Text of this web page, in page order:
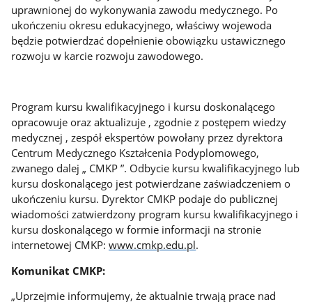
uprawnionej do wykonywania zawodu medycznego. Po
ukończeniu okresu edukacyjnego, właściwy wojewoda
będzie potwierdzać dopełnienie obowiązku ustawicznego
rozwoju w karcie rozwoju zawodowego.
Program kursu kwalifikacyjnego i kursu doskonalącego
opracowuje oraz aktualizuje , zgodnie z postępem wiedzy
medycznej , zespół ekspertów powołany przez dyrektora
Centrum Medycznego Kształcenia Podyplomowego,
zwanego dalej „ CMKP ”. Odbycie kursu kwalifikacyjnego lub
kursu doskonalącego jest potwierdzane zaświadczeniem o
ukończeniu kursu. Dyrektor CMKP podaje do publicznej
wiadomości zatwierdzony program kursu kwalifikacyjnego i
kursu doskonalącego w formie informacji na stronie
internetowej CMKP:www.cmkp.edu.pl.
Komunikat CMKP:
„Uprzejmie informujemy, że aktualnie trwają prace nad